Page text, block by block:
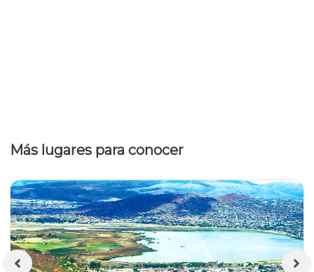
Más lugares para conocer